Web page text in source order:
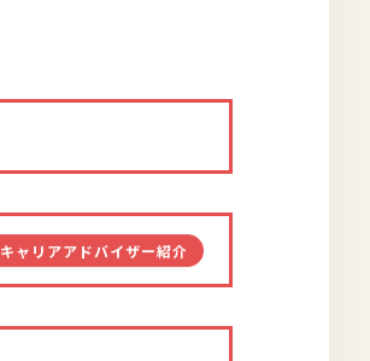
キャリアアドバイザー紹介